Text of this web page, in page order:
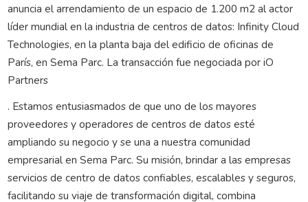
anuncia el arrendamiento de un espacio de 1.200 m2 al actor
líder mundial en la industria de centros de datos: Infinity Cloud
Technologies, en la planta baja del edificio de oficinas de
París, en Sema Parc. La transacción fue negociada por iO
Partners
. Estamos entusiasmados de que uno de los mayores
proveedores y operadores de centros de datos esté
ampliando su negocio y se una a nuestra comunidad
empresarial en Sema Parc. Su misión, brindar a las empresas
servicios de centro de datos confiables, escalables y seguros,
facilitando su viaje de transformación digital, combina